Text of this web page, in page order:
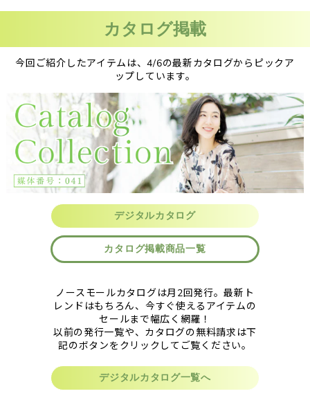
カタログ掲載
今回ご紹介したアイテムは、4/6の最新カタログからピックア
ップしています。
デジタルカタログ
カタログ掲載商品一覧
ノースモールカタログは月2回発行。最新ト
レンドはもちろん、今すぐ使えるアイテムの
セールまで幅広く網羅！
以前の発行一覧や、カタログの無料請求は下
記のボタンをクリックしてご覧ください。
デジタルカタログ一覧へ